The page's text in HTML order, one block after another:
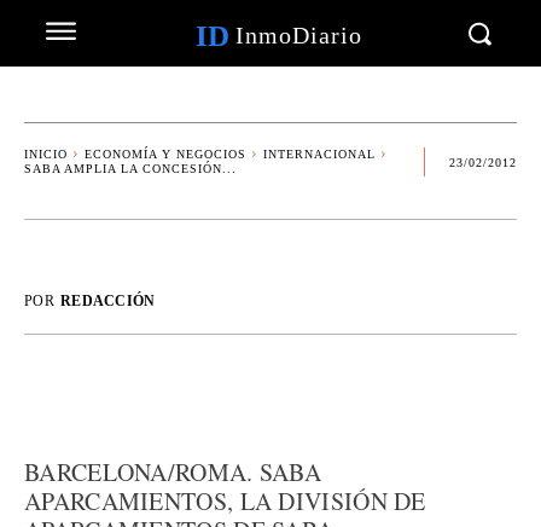
ID InmoDiario
INICIO ECONOMÍA Y NEGOCIOS
INTERNACIONAL
SABA AMPLIA LA CONCESIÓN...
23/02/2012
POR REDACCIÓN
BARCELONA/ROMA. SABA
APARCAMIENTOS, LA DIVISIÓN DE